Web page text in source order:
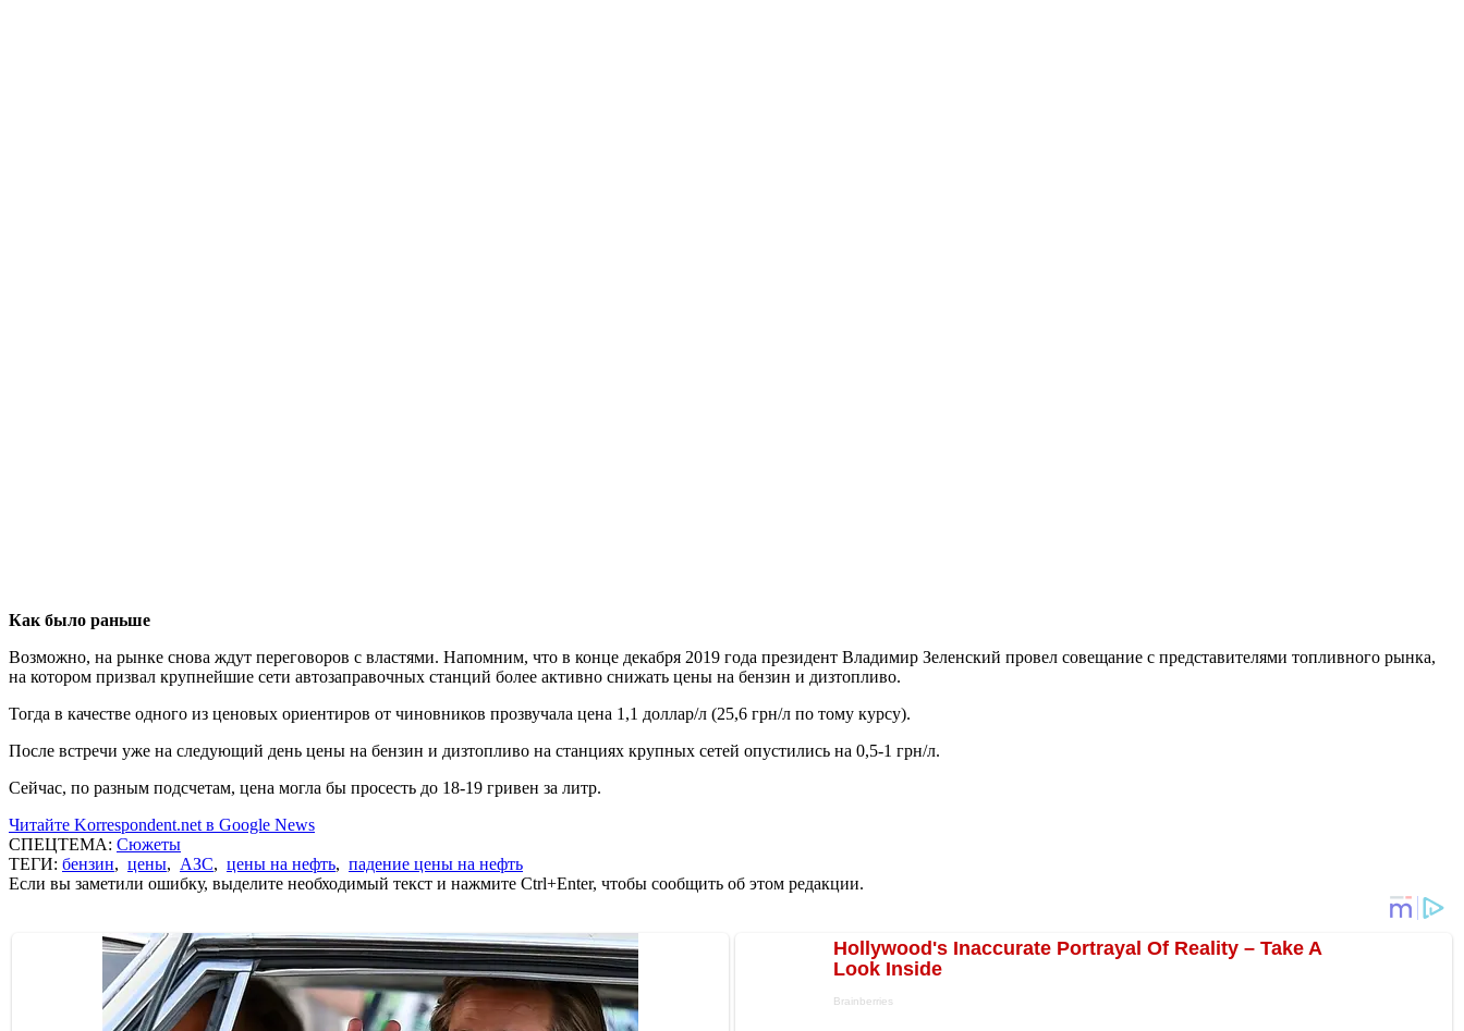
Как было раньше
Возможно, на рынке снова ждут переговоров с властями. Напомним, что в конце декабря 2019 года президент Владимир Зеленский провел совещание с представителями топливного рынка,
на котором призвал крупнейшие сети автозаправочных станций более активно снижать цены на бензин и дизтопливо.
Тогда в качестве одного из ценовых ориентиров от чиновников прозвучала цена 1,1 доллар/л (25,6 грн/л по тому курсу).
После встречи уже на следующий день цены на бензин и дизтопливо на станциях крупных сетей опустились на 0,5-1 грн/л.
Сейчас, по разным подсчетам, цена могла бы просесть до 18-19 гривен за литр.
Читайте Korrespondent.net в Google News
СПЕЦТЕМА: Сюжеты
ТЕГИ: бензин, цены, АЗС, цены на нефть, падение цены на нефть
Если вы заметили ошибку, выделите необходимый текст и нажмите Ctrl+Enter, чтобы сообщить об этом редакции.